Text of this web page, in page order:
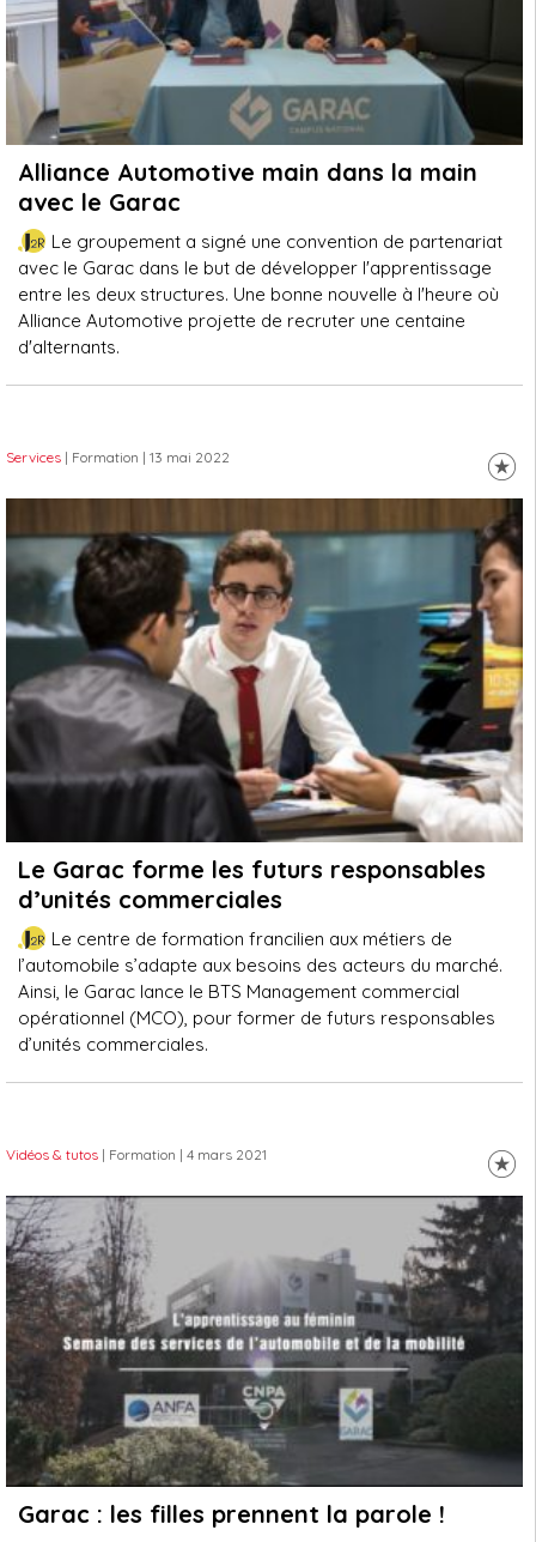
Alliance Automotive main dans la main
avec le Garac
Le groupement a signé une convention de partenariat
avec le Garac dans le but de développer l'apprentissage
entre les deux structures. Une bonne nouvelle à l'heure où
Alliance Automotive projette de recruter une centaine
d'alternants.
Services | Formation | 13 mai 2022
Le Garac forme les futurs responsables
d’unités commerciales
Le centre de formation francilien aux métiers de
l’automobile s’adapte aux besoins des acteurs du marché.
Ainsi, le Garac lance le BTS Management commercial
opérationnel (MCO), pour former de futurs responsables
d’unités commerciales.
Vidéos & tutos | Formation | 4 mars 2021
Garac : les filles prennent la parole !